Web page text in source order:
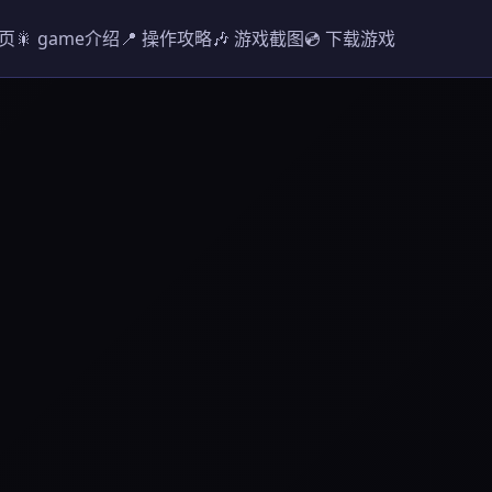
🎇 game介绍📍 操作攻略🎶 游戏截图💿 下载游戏